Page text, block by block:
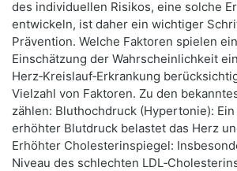
des individuellen Risikos, eine solche
entwickeln, ist daher ein wichtiger
Prävention. Welche Faktoren spielen
Einschätzung der Wahrscheinlichkeit
Herz‑Kreislauf‑Erkrankung
Vielzahl von Faktoren. Zu den
zählen: Bluthochdruck (Hypertonie):
erhöhter Blutdruck belastet das Herz
Erhöhter Cholesterinspiegel:
Niveau des schlechten